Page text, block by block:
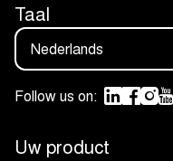
Taal
Nederlands
Follow us on:
Uw product